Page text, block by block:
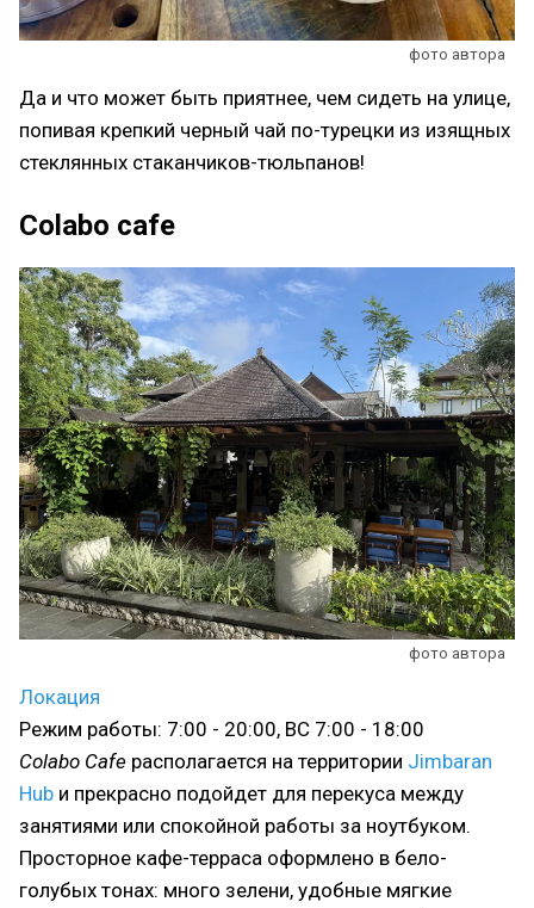
фото автора
Да и что может быть приятнее, чем сидеть на улице,
попивая крепкий черный чай по-турецки из изящных
стеклянных стаканчиков-тюльпанов!
Colabo cafe
фото автора
Локация
Режим работы: 7:00 - 20:00, ВС 7:00 - 18:00
Colabo Cafe располагается на территории Jimbaran
Hub и прекрасно подойдет для перекуса между
занятиями или спокойной работы за ноутбуком.
Просторное кафе-терраса оформлено в бело-
голубых тонах: много зелени, удобные мягкие